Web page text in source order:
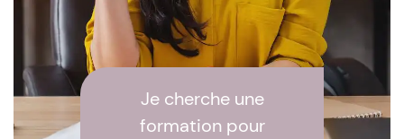
Je cherche une
formation pour